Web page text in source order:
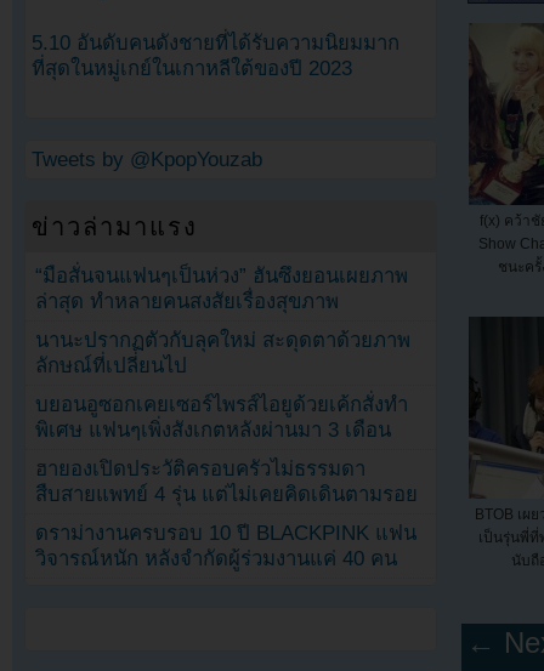
f(x) คว้าชั
Show
ชนะค
BTOB เผ
เป็นรุ่นพี่ที่
นับถื
←
5.10 อันดับคนดังชายที่ได้รับความนิยมมาก
ที่สุดในหมู่เกย์ในเกาหลีใต้ของปี 2023
Tweets by @KpopYouzab
ข่าวล่ามาแรง
“มือสั่นจนแฟนๆเป็นห่วง” ฮันซึงยอนเผยภาพ
ล่าสุด ทำหลายคนสงสัยเรื่องสุขภาพ
นานะปรากฏตัวกับลุคใหม่ สะดุดตาด้วยภาพ
ลักษณ์ที่เปลี่ยนไป
บยอนอูซอกเคยเซอร์ไพรส์ไอยูด้วยเค้กสั่งทำ
พิเศษ แฟนๆเพิ่งสังเกตหลังผ่านมา 3 เดือน
ฮายองเปิดประวัติครอบครัวไม่ธรรมดา
สืบสายแพทย์ 4 รุ่น แต่ไม่เคยคิดเดินตามรอย
ดราม่างานครบรอบ 10 ปี BLACKPINK แฟน
วิจารณ์หนัก หลังจำกัดผู้ร่วมงานแค่ 40 คน